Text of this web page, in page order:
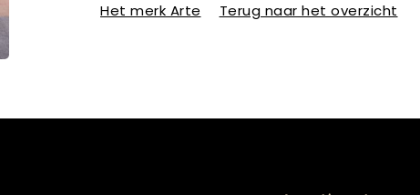
Het merk Arte Terug naar het overzicht